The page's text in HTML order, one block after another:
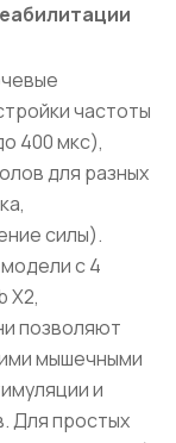
частоты
400 мкс),
для разных
силы).
с 4
X2,
позволяют
мышечными
и
Для простых